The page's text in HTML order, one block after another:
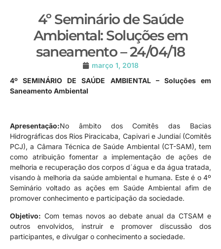
4º Seminário de Saúde
Ambiental: Soluções em
saneamento – 24/04/18
março 1, 2018
4º SEMINÁRIO DE SAÚDE AMBIENTAL – Soluções em
Saneamento Ambiental
Apresentação:No âmbito dos Comitês das Bacias
Hidrográficas dos Rios Piracicaba, Capivari e Jundiaí (Comitês
PCJ), a Câmara Técnica de Saúde Ambiental (CT-SAM), tem
como atribuição fomentar a implementação de ações de
melhoria e recuperação dos corpos d´água e da água tratada,
visando à melhoria da saúde ambiental e humana. Este é o 4º
Seminário voltado as ações em Saúde Ambiental afim de
promover conhecimento e participação da sociedade.
Objetivo: Com temas novos ao debate anual da CTSAM e
outros envolvidos, instruir e promover discussão dos
participantes, e divulgar o conhecimento a sociedade.